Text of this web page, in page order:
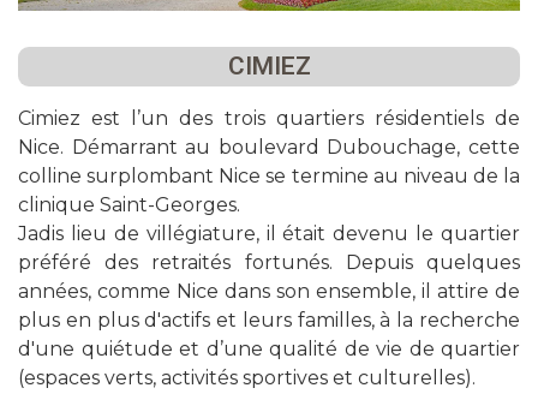
CIMIEZ
Cimiez est l’un des trois quartiers résidentiels de
Nice. Démarrant au boulevard Dubouchage, cette
colline surplombant Nice se termine au niveau de la
clinique Saint-Georges.
Jadis lieu de villégiature, il était devenu le quartier
préféré des retraités fortunés. Depuis quelques
années, comme Nice dans son ensemble, il attire de
plus en plus d'actifs et leurs familles, à la recherche
d'une quiétude et d’une qualité de vie de quartier
(espaces verts, activités sportives et culturelles).